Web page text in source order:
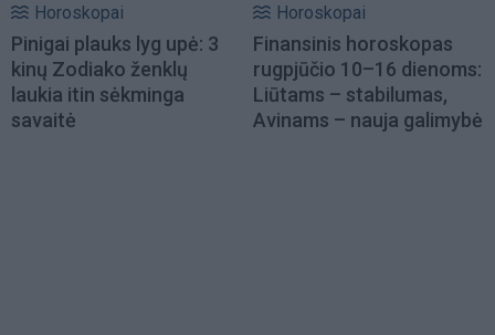
Horoskopai
Pinigai plauks lyg upė: 3
kinų Zodiako ženklų
laukia itin sėkminga
savaitė
Horoskopai
Finansinis horoskopas
rugpjūčio 10–16 dienoms:
Liūtams – stabilumas,
Avinams – nauja galimybė